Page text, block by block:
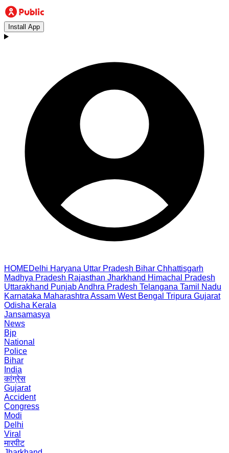
Install App
HOMEDelhi Haryana Uttar Pradesh Bihar Chhattisgarh
Madhya Pradesh Rajasthan Jharkhand Himachal Pradesh
Uttarakhand PunjabAndhra Pradesh Telangana Tamil Nadu
Karnataka Maharashtra Assam West Bengal Tripura Gujarat
Odisha Kerala
Jansamasya
News
Bjp
National
Police
Bihar
India
कांग्रेस
Gujarat
Accident
Congress
Modi
Delhi
Viral
मारपीट